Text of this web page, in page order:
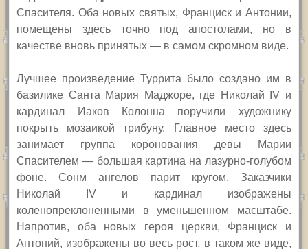
Спасителя. Оба новых святых, Франциск и Антонии,
помещены здесь точно под апостолами, но в
качестве вновь принятых — в самом скромном виде.
Лучшее произведение Туррита было создано им в
базилике Санта Мария Маджоре, где Николай IV и
кардинал Иаков Колонна поручили художнику
покрыть мозаикой трибуну. Главное место здесь
занимает группа коронования девы Марии
Спасителем — большая картина на лазурно-голубом
фоне. Сонм ангелов парит кругом. Заказчики
Николай IV и кардинал изображены
коленопреклоненными в уменьшенном масштабе.
Напротив, оба новых героя церкви, Франциск и
Антоний, изображены во весь рост, в таком же виде,